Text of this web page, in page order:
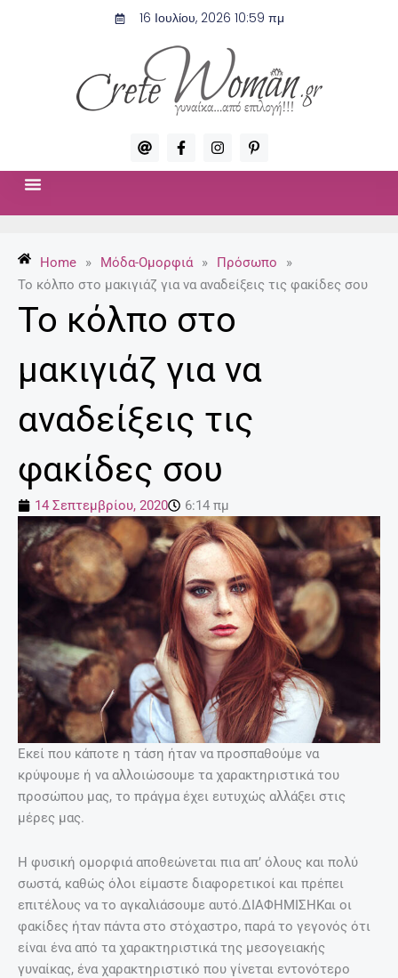
16 Ιουλίου, 2026 10:59 πμ
A
t
F
a
c
f
I
n
s
m
P
i
n
-
p
Home » Μόδα-Ομορφιά » Πρόσωπο
»
Το κόλπο στο μακιγιάζ για να αναδείξεις τις φακίδες σου
Το κόλπο στο
μακιγιάζ για να
αναδείξεις τις
φακίδες σου
14 Σεπτεμβρίου, 2020 6:14 πμ
Εκεί που κάποτε η τάση ήταν να προσπαθούμε να
κρύψουμε ή να αλλοιώσουμε τα χαρακτηριστικά του
προσώπου μας, το πράγμα έχει ευτυχώς αλλάξει στις
μέρες μας.
Η φυσική ομορφιά αποθεώνεται πια απ’ όλους και πολύ
σωστά, καθώς όλοι είμαστε διαφορετικοί και πρέπει
επιτέλους να το αγκαλιάσουμε αυτό.ΔΙΑΦΗΜΙΣΗΚαι οι
φακίδες ήταν πάντα στο στόχαστρο, παρά το γεγονός ότι
είναι ένα από τα χαρακτηριστικά της μεσογειακής
γυναίκας, ένα χαρακτηριστικό που γίνεται εντονότερο